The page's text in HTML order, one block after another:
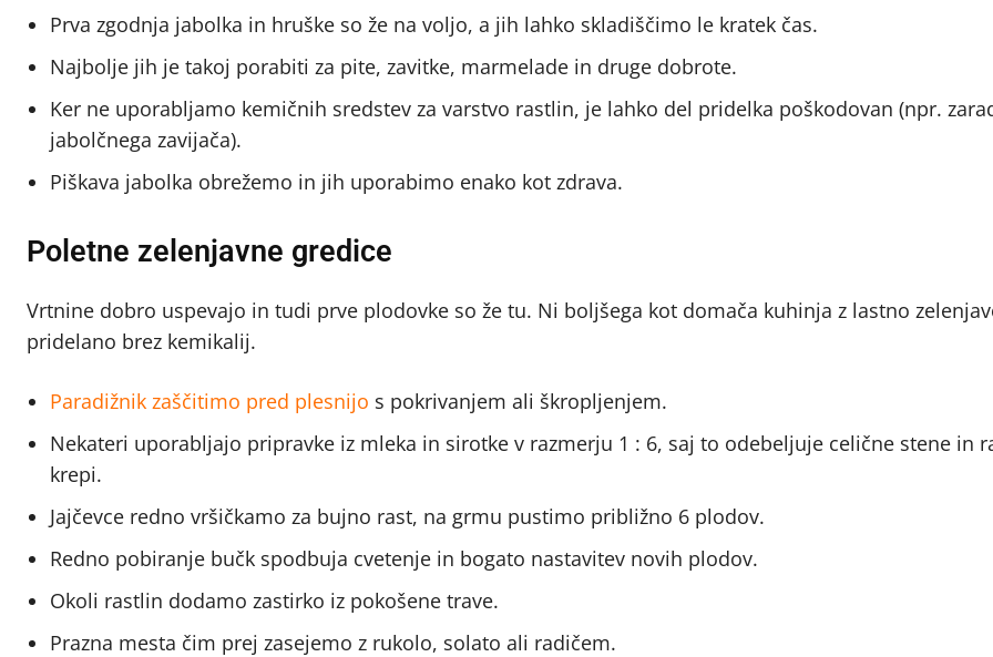
Prva zgodnja jabolka in hruške so že na voljo, a jih lahko skladiščimo le kratek čas.
Najbolje jih je takoj porabiti za pite, zavitke, marmelade in druge dobrote.
Ker ne uporabljamo kemičnih sredstev za varstvo rastlin, je lahko del pridelka poškodovan (npr.
jabolčnega zavijača).
Piškava jabolka obrežemo in jih uporabimo enako kot zdrava.
Poletne zelenjavne gredice
Vrtnine dobro uspevajo in tudi prve plodovke so že tu. Ni boljšega kot domača kuhinja z lastno
pridelano brez kemikalij.
Paradižnik zaščitimo pred plesnijo s pokrivanjem ali škropljenjem.
Nekateri uporabljajo pripravke iz mleka in sirotke v razmerju 1 : 6, saj to odebeljuje celične stene in
krepi.
Jajčevce redno vršičkamo za bujno rast, na grmu pustimo približno 6 plodov.
Redno pobiranje bučk spodbuja cvetenje in bogato nastavitev novih plodov.
Okoli rastlin dodamo zastirko iz pokošene trave.
Prazna mesta čim prej zasejemo z rukolo, solato ali radičem.